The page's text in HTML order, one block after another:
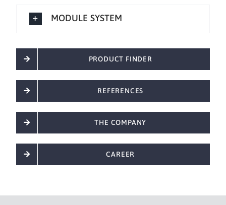
MODULE SYSTEM
PRODUCT FINDER
REFERENCES
THE COMPANY
CAREER